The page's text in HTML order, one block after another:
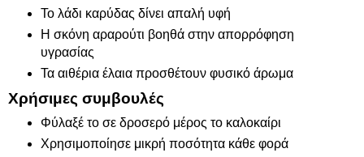
Το λάδι καρύδας δίνει απαλή υφή
Η σκόνη αραρούτι βοηθά στην απορρόφηση
υγρασίας
Τα αιθέρια έλαια προσθέτουν φυσικό άρωμα
Χρήσιμες συμβουλές
Φύλαξέ το σε δροσερό μέρος το καλοκαίρι
Χρησιμοποίησε μικρή ποσότητα κάθε φορά